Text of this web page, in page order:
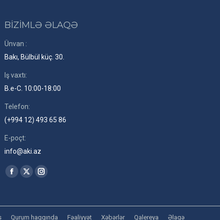
BİZİMLƏ ƏLAQƏ
Ünvan :
Bakı, Bülbül küç. 30.
Iş vaxtı:
B.e-C. 10:00-18:00
Telefon:
(+994 12) 493 65 86
E-poçt:
info@aki.az
Find us on:
Facebook
in
X
in
Instagram
in
Qurum haqqında Fəaliyyət Xəbərlər Qalereya Əlaqə